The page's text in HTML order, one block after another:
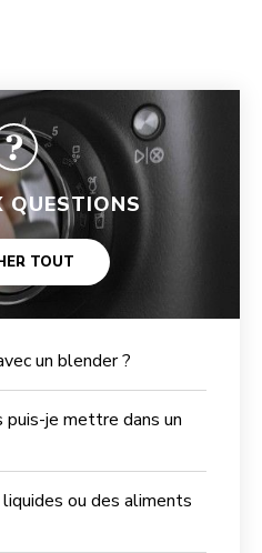
QUESTIONS
TOUT
un blender ?
je mettre dans un
ou des aliments